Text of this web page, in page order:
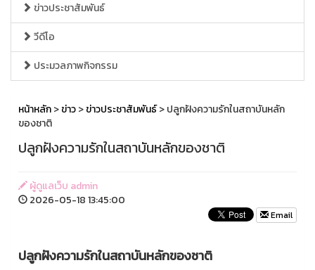
ข่าวประชาสัมพันธ์
วีดีโอ
ประมวลภาพกิจกรรม
หน้าหลัก>ข่าว>ข่าวประชาสัมพันธ์> ปลูกฝังความรักในสถาบันหลัก
ของชาติ
ปลูกฝังความรักในสถาบันหลักของชาติ
ผู้ดูแลเว็บ admin
2026-05-18 13:45:00
Email
ปลูกฝังความรักในสถาบันหลักของชาติ